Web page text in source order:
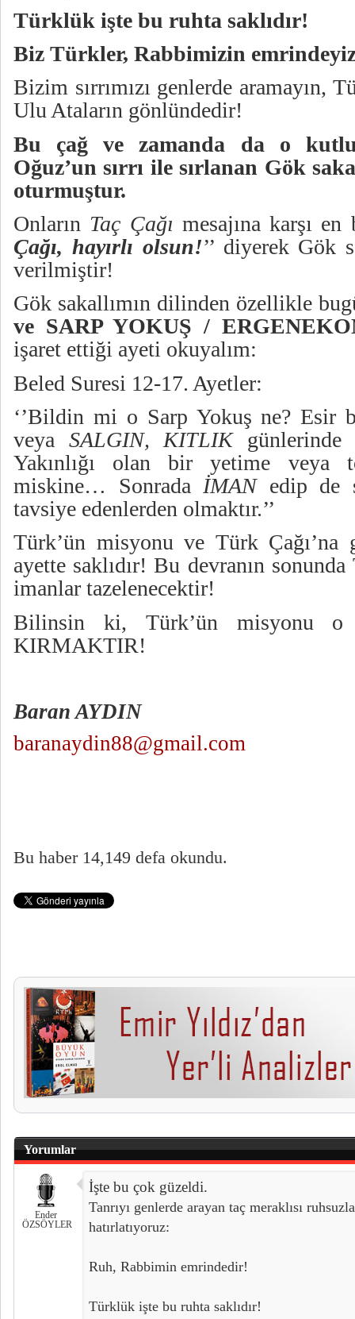
Türklük işte bu ruhta saklıdır!
Biz Türkler, Rabbimizin
Bizim sırrımızı genlerde aramayın,
Ulu Ataların gönlündedir!
Bu çağ ve zamanda da o
Oğuz’un sırrı ile sırlanan Gök
oturmuştur.
Onların Taç Çağı mesajına karşı
Çağı, hayırlı olsun!’’ diyerek Gök
verilmiştir!
Gök sakallımın dilinden özellikle
ve SARP YOKUŞ /
işaret ettiği ayeti okuyalım:
Beled Suresi 12-17. Ayetler:
‘’Bildin mi o Sarp Yokuş ne? Esir
veya SALGIN, KITLIKgünlerinde
Yakınlığı olan bir yetime veya
miskine… Sonrada İMAN edip de
tavsiye edenlerden olmaktır.’’
Türk’ün misyonu ve Türk Çağı’na
ayette saklıdır! Bu devranın
imanlar tazelenecektir!
Bilinsin ki, Türk’ün misyonu o
KIRMAKTIR!
Baran AYDIN
baranaydin88@gmail.com
Bu haber 14,149 defa okundu.
Yorumlar
Ender
ÖZSÖYLER
İşte bu çok güzeldi.
Tanrıyı genlerde arayan taç meraklısı
hatırlatıyoruz:
Ruh, Rabbimin emrindedir!
Türklük işte bu ruhta saklıdır!